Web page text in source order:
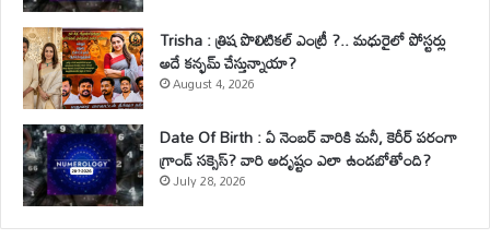
Trisha : త్రిష పొలిటికల్ ఎంట్రీ ?.. మధురైలో పోస్టర్లు
అదే కన్ఫమ్ చేస్తున్నాయా?
August 4, 2026
Date Of Birth : ఏ నెంబర్ వారికి మనీ, కెరీర్ పరంగా
గ్రాండ్ సక్సెస్? వారి అదృష్టం ఎలా ఉండబోతోంది?
July 28, 2026